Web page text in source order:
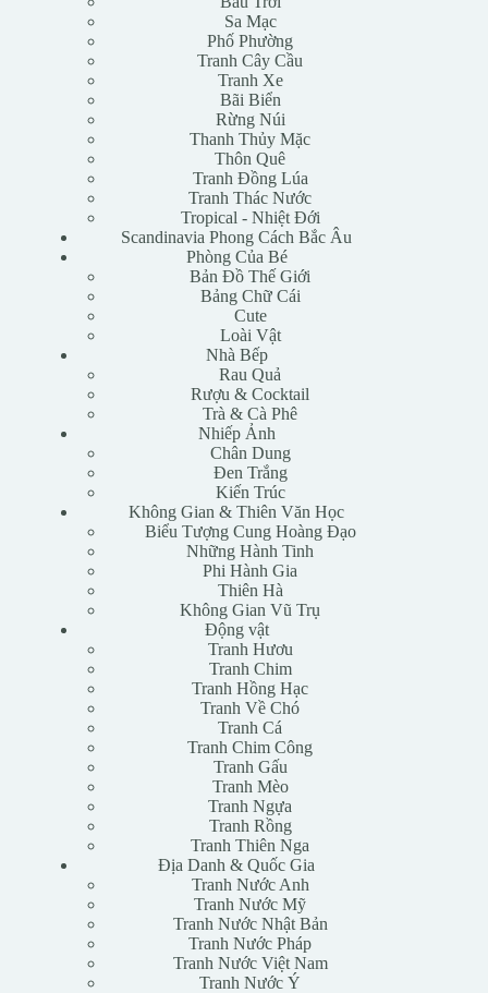
Sa Mạc
Phố Phường
Tranh Cây Cầu
Tranh Xe
Bãi Biển
Rừng Núi
Thanh Thủy Mặc
Thôn Quê
Tranh Đồng Lúa
Tranh Thác Nước
Tropical - Nhiệt Đới
Scandinavia Phong Cách Bắc Âu
Phòng Của Bé
Bản Đồ Thế Giới
Bảng Chữ Cái
Cute
Loài Vật
Nhà Bếp
Rau Quả
Rượu & Cocktail
Trà & Cà Phê
Nhiếp Ảnh
Chân Dung
Đen Trắng
Kiến Trúc
Không Gian & Thiên Văn Học
Biểu Tượng Cung Hoàng Đạo
Những Hành Tinh
Phi Hành Gia
Thiên Hà
Không Gian Vũ Trụ
Động vật
Tranh Hươu
Tranh Chim
Tranh Hồng Hạc
Tranh Về Chó
Tranh Cá
Tranh Chim Công
Tranh Gấu
Tranh Mèo
Tranh Ngựa
Tranh Rồng
Tranh Thiên Nga
Địa Danh & Quốc Gia
Tranh Nước Anh
Tranh Nước Mỹ
Tranh Nước Nhật Bản
Tranh Nước Pháp
Tranh Nước Việt Nam
Tranh Nước Ý